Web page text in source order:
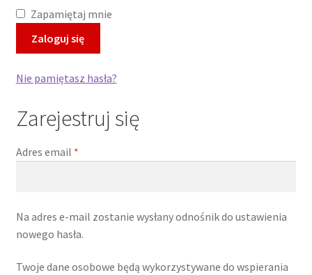
Zapamiętaj mnie
Zaloguj się
Nie pamiętasz hasła?
Zarejestruj się
Adres email *Wymagane
Na adres e-mail zostanie wysłany odnośnik do ustawienia
nowego hasła.
Twoje dane osobowe będą wykorzystywane do wspierania